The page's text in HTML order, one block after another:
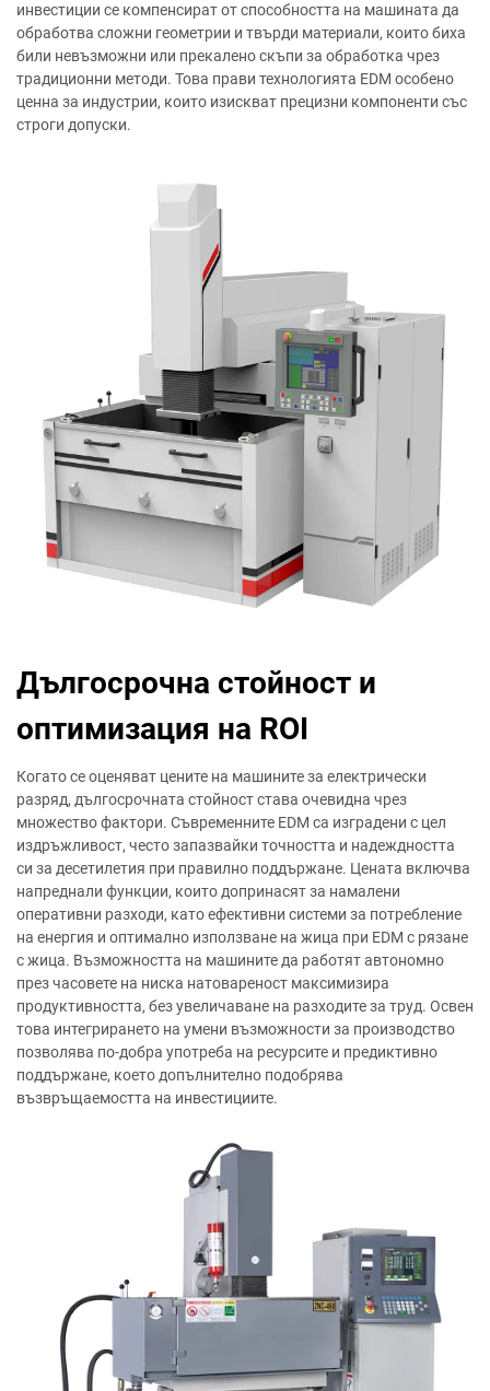
инвестиции се компенсират от способността на машината да
обработва сложни геометрии и твърди материали, които биха
били невъзможни или прекалено скъпи за обработка чрез
традиционни методи. Това прави технологията EDM особено
ценна за индустрии, които изискват прецизни компоненти със
строги допуски.
Дългосрочна стойност и
оптимизация на ROI
Когато се оценяват цените на машините за електрически
разряд, дългосрочната стойност става очевидна чрез
множество фактори. Съвременните EDM са изградени с цел
издръжливост, често запазвайки точността и надеждността
си за десетилетия при правилно поддържане. Цената включва
напреднали функции, които допринасят за намалени
оперативни разходи, като ефективни системи за потребление
на енергия и оптимално използване на жица при EDM с рязане
с жица. Възможността на машините да работят автономно
през часовете на ниска натовареност максимизира
продуктивността, без увеличаване на разходите за труд. Освен
това интегрирането на умени възможности за производство
позволява по-добра употреба на ресурсите и предиктивно
поддържане, което допълнително подобрява
възвръщаемостта на инвестициите.